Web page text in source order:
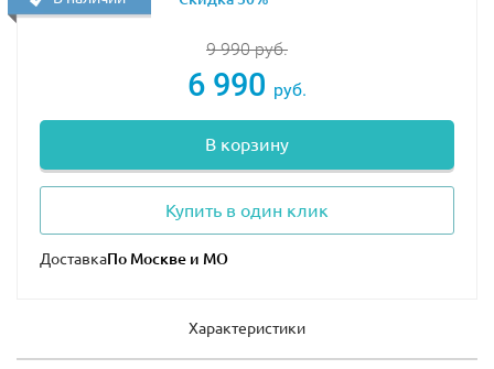
9 990руб.
6 990 руб.
В корзину
Купить в один клик
Доставка
Характеристики